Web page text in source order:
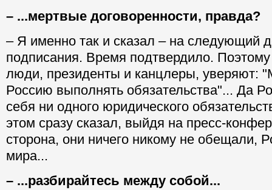
– ...мертвые договоренности, правда?
– Я именно так и сказал – на следующий
подписания. Время подтвердило.
люди, президенты и канцлеры, уверяют:
Россию выполнять обязательства"... Да
себя ни одного юридического
этом сразу сказал, выйдя на пресс-
сторона, они ничего никому не обещали,
мира...
– ...разбирайтесь между собой...